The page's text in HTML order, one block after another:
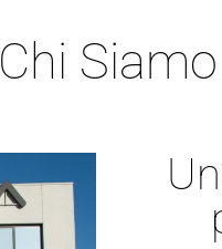
Chi Siamo